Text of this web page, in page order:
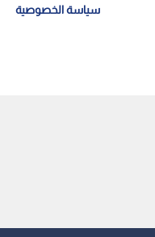
سياسة الخصوصية